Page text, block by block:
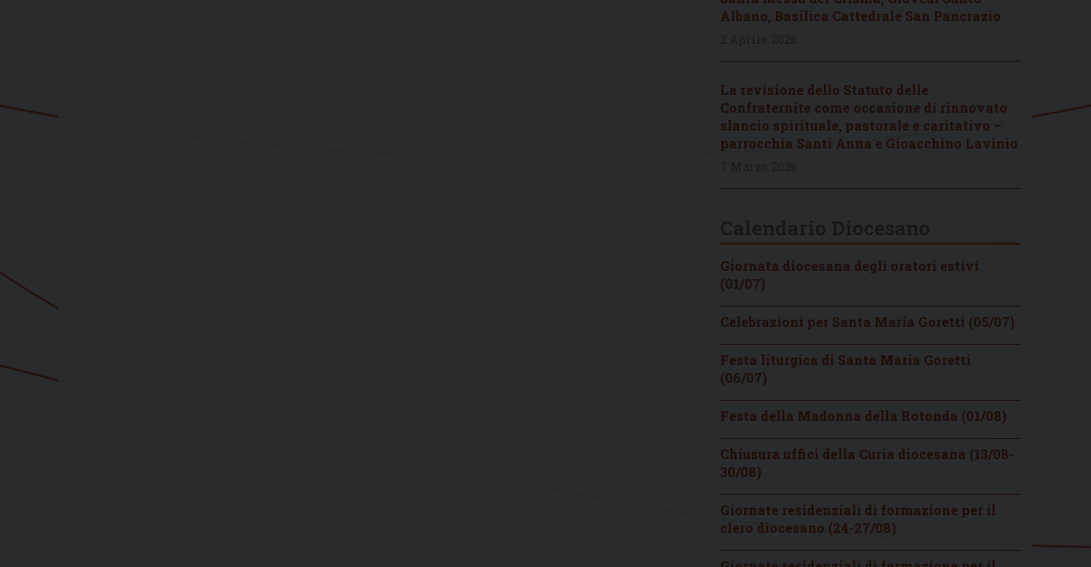
Albano, Basilica Cattedrale San Pancrazio
La revisione dello Statuto delle
Confraternite come occasione di rinnovato
slancio spirituale, pastorale e caritativo –
parrocchia Santi Anna e Gioacchino Lavinio
Giornata diocesana degli oratori estivi
(01/07)
Celebrazioni per Santa Maria Goretti (05/07)
Festa liturgica di Santa Maria Goretti
(06/07)
Festa della Madonna della Rotonda (01/08)
Chiusura uffici della Curia diocesana (13/08-
30/08)
Giornate residenziali di formazione per il
clero diocesano (24-27/08)